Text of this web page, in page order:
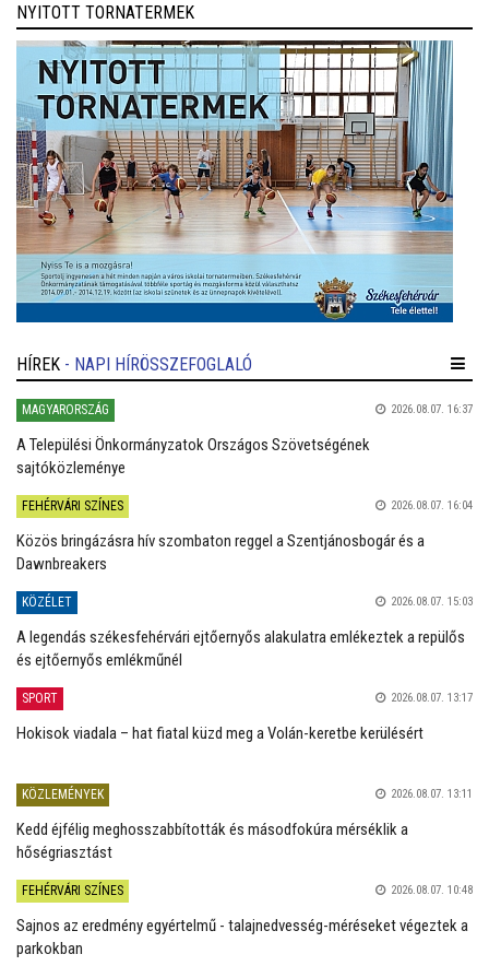
NYITOTT TORNATERMEK
HÍREK - NAPI HÍRÖSSZEFOGLALÓ
MAGYARORSZÁG 2026.08.07. 16:37
A Települési Önkormányzatok Országos Szövetségének
sajtóközleménye
FEHÉRVÁRI SZÍNES 2026.08.07. 16:04
Közös bringázásra hív szombaton reggel a Szentjánosbogár és a
Dawnbreakers
KÖZÉLET 2026.08.07. 15:03
A legendás székesfehérvári ejtőernyős alakulatra emlékeztek a repülős
és ejtőernyős emlékműnél
SPORT 2026.08.07. 13:17
Hokisok viadala – hat fiatal küzd meg a Volán-keretbe kerülésért
KÖZLEMÉNYEK 2026.08.07. 13:11
Kedd éjfélig meghosszabbították és másodfokúra mérséklik a
hőségriasztást
FEHÉRVÁRI SZÍNES 2026.08.07. 10:48
Sajnos az eredmény egyértelmű - talajnedvesség-méréseket végeztek a
parkokban